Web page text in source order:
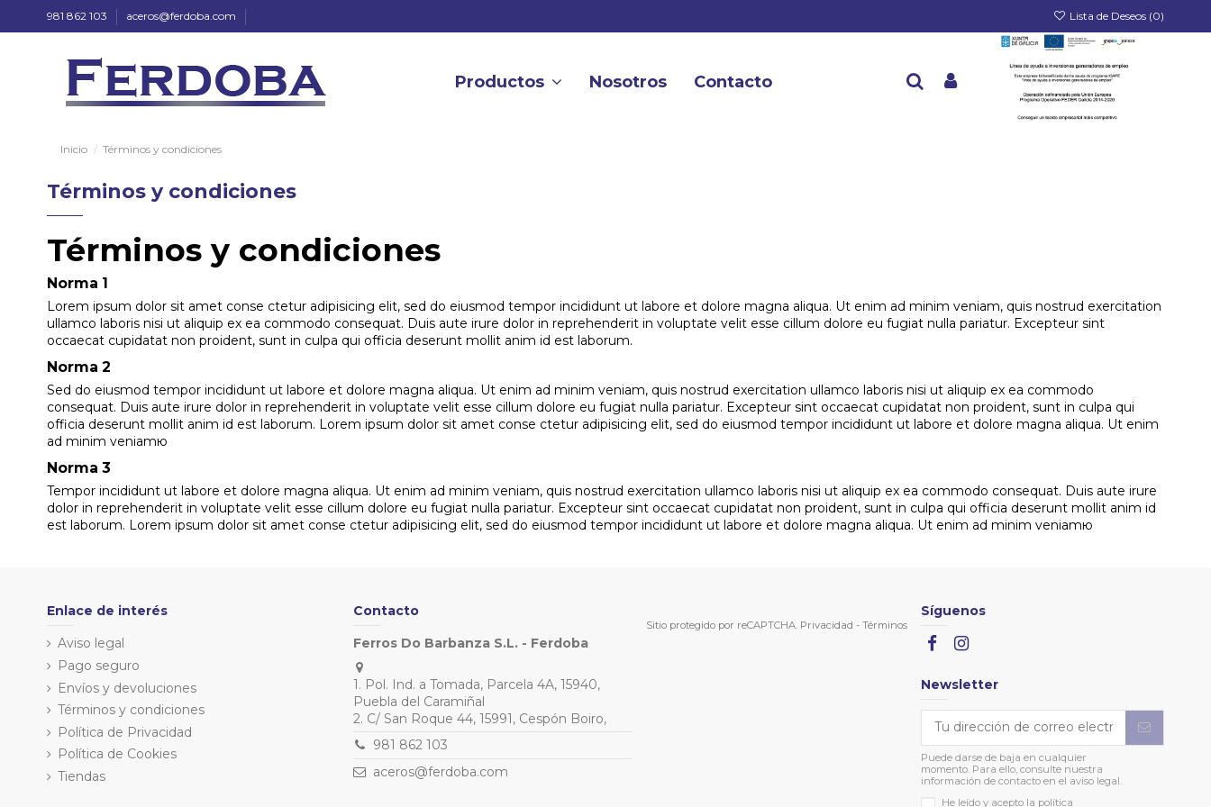
981 862 103 aceros@ferdoba.com Lista de Deseos (0)
Productos Nosotros Contacto
Inicio Términos y condiciones
Términos y condiciones
Términos y condiciones
Norma 1
Lorem ipsum dolor sit amet conse ctetur adipisicing elit, sed do eiusmod tempor incididunt ut labore et dolore magna aliqua. Ut enim ad minim veniam, quis nostrud exercitation
ullamco laboris nisi ut aliquip ex ea commodo consequat. Duis aute irure dolor in reprehenderit in voluptate velit esse cillum dolore eu fugiat nulla pariatur. Excepteur sint
occaecat cupidatat non proident, sunt in culpa qui officia deserunt mollit anim id est laborum.
Norma 2
Sed do eiusmod tempor incididunt ut labore et dolore magna aliqua. Ut enim ad minim veniam, quis nostrud exercitation ullamco laboris nisi ut aliquip ex ea commodo
consequat. Duis aute irure dolor in reprehenderit in voluptate velit esse cillum dolore eu fugiat nulla pariatur. Excepteur sint occaecat cupidatat non proident, sunt in culpa qui
officia deserunt mollit anim id est laborum. Lorem ipsum dolor sit amet conse ctetur adipisicing elit, sed do eiusmod tempor incididunt ut labore et dolore magna aliqua. Ut enim
ad minim veniamю
Norma 3
Tempor incididunt ut labore et dolore magna aliqua. Ut enim ad minim veniam, quis nostrud exercitation ullamco laboris nisi ut aliquip ex ea commodo consequat. Duis aute irure
dolor in reprehenderit in voluptate velit esse cillum dolore eu fugiat nulla pariatur. Excepteur sint occaecat cupidatat non proident, sunt in culpa qui officia deserunt mollit anim id
est laborum. Lorem ipsum dolor sit amet conse ctetur adipisicing elit, sed do eiusmod tempor incididunt ut labore et dolore magna aliqua. Ut enim ad minim veniamю
Enlace de interés
Aviso legal
Pago seguro
Envíos y devoluciones
Términos y condiciones
Política de Privacidad
Política de Cookies
Tiendas
Contacto
Ferros Do Barbanza S.L. - Ferdoba
1. Pol. Ind. a Tomada, Parcela 4A, 15940,
Puebla del Caramiñal
2. C/ San Roque 44, 15991, Cespón Boiro,
981 862 103
aceros@ferdoba.com
Sitio protegido por reCAPTCHA. Privacidad - Términos
Síguenos
Newsletter
Puede darse de baja en cualquier
momento. Para ello, consulte nuestra
información de contacto en el aviso legal.
He leído y acepto la política